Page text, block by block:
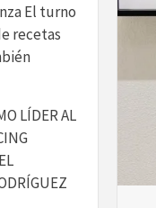
El turno
recetas
LÍDER AL